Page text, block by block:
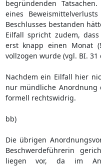
begründenden
eines
Beschlusses bestanden
Eilfall spricht zudem,
erst knapp einen Monat
vollzogen wurde (vgl. BI. 31
Nachdem ein Eilfall hier
nur mündliche Anordnung
formell rechtswidrig.
bb)
Die übrigen
Beschwerdeführerin
liegen vor, da im